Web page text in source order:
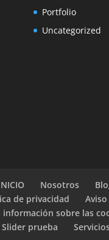
Portfolio
Uncategorized
Nosotros
de privacidad
información sobre las
Slider prueba